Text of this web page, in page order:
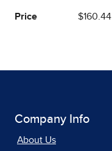
Price $160.44
Company Info
About Us